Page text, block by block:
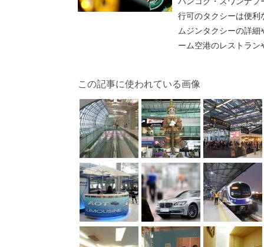
行可のタクシーは便利
ムジンタクシーの詳
ーム空港のレストラ
この記事に使われている画像